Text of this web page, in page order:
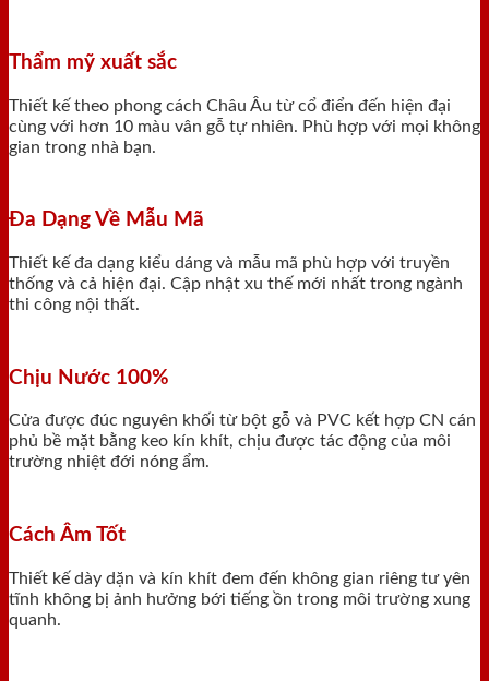
Thẩm mỹ xuất sắc
Thiết kế theo phong cách Châu Âu từ cổ điển đến hiện đại
cùng với hơn 10 màu vân gỗ tự nhiên. Phù hợp với mọi không
gian trong nhà bạn.
Đa Dạng Về Mẫu Mã
Thiết kế đa dạng kiểu dáng và mẫu mã phù hợp với truyền
thống và cả hiện đại. Cập nhật xu thế mới nhất trong ngành
thi công nội thất.
Chịu Nước 100%
Cửa được đúc nguyên khối từ bột gỗ và PVC kết hợp CN cán
phủ bề mặt bằng keo kín khít, chịu được tác động của môi
trường nhiệt đới nóng ẩm.
Cách Âm Tốt
Thiết kế dày dặn và kín khít đem đến không gian riêng tư yên
tĩnh không bị ảnh hưởng bới tiếng ồn trong môi trường xung
quanh.